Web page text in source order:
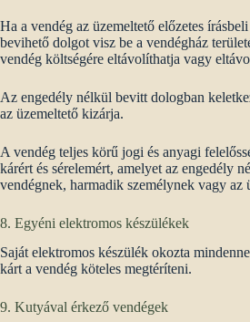
Ha a vendég az üzemeltető előzetes
bevihető dolgot visz be a vendégház
vendég költségére eltávolíthatja vagy
Az engedély nélkül bevitt dologban
az üzemeltető kizárja.
A vendég teljes körű jogi és anyagi
kárért és sérelemért, amelyet az engedély
vendégnek, harmadik személynek vagy az
8. Egyéni elektromos készülékek
Saját elektromos készülék okozta
kárt a vendég köteles megtéríteni.
9. Kutyával érkező vendégek